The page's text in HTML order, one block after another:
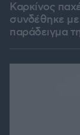
Καρκίνος
συνδέθηκε
παράδειγμα